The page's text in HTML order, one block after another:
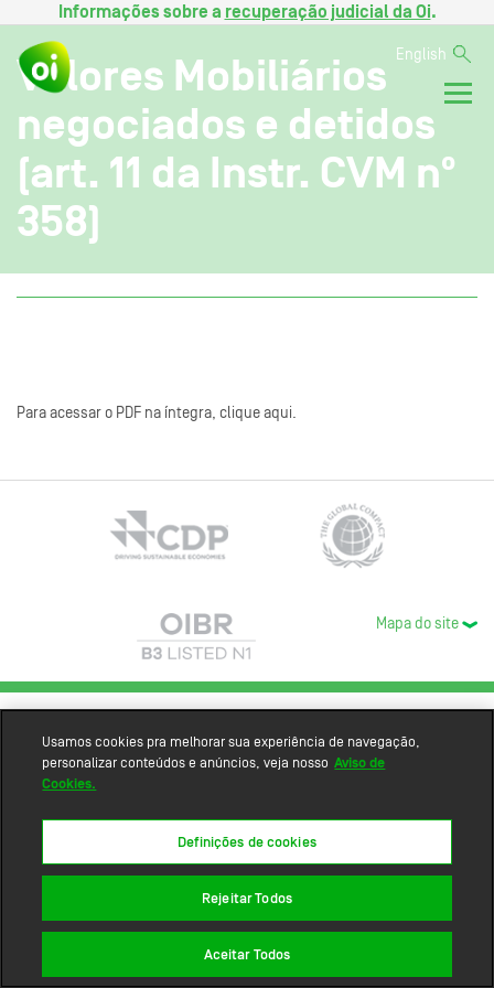
Informações sobre a recuperação judicial da Oi.
English
Valores Mobiliários
negociados e detidos
(art. 11 da Instr. CVM nº
358)
Para acessar o PDF na íntegra, clique aqui.
Mapa do site
Usamos cookies pra melhorar sua experiência de navegação,
personalizar conteúdos e anúncios, veja nosso Aviso de
Cookies.
Definições de cookies
Rejeitar Todos
Aceitar Todos